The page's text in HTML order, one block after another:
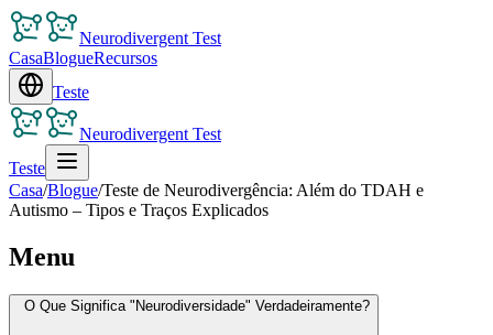
Neurodivergent Test
CasaBlogueRecursos
Teste
Neurodivergent Test
Teste
Casa/Blogue/Teste de Neurodivergência: Além do TDAH e
Autismo – Tipos e Traços Explicados
Menu
O Que Significa "Neurodiversidade" Verdadeiramente?